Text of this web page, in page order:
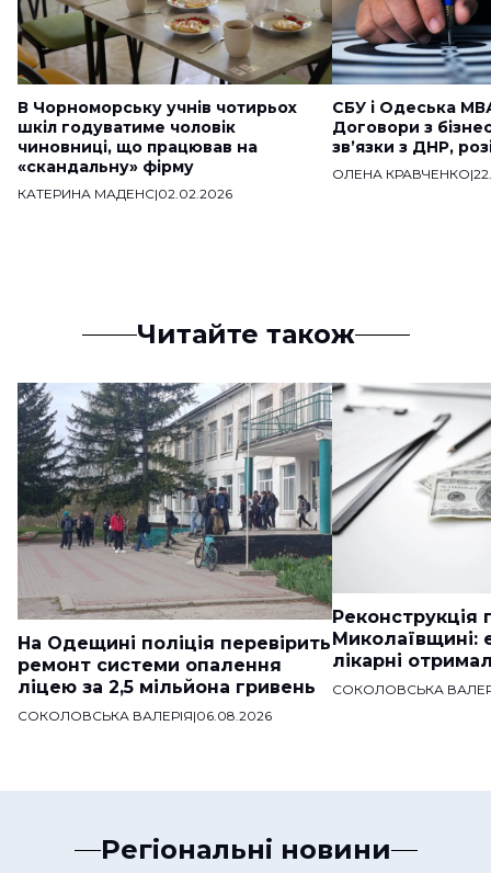
В Чорноморську учнів чотирьох
шкіл годуватиме чоловік
чиновниці, що працював на
«скандальну» фірму
КАТЕРИНА МАДЕНС|02.02.2026
СБУ і Одеська
Договори з
звʼязки з ДНР,
ОЛЕНА КРАВЧЕНКО|
Читайте також
На Одещині поліція перевірить
ремонт системи опалення
ліцею за 2,5 мільйона гривень
СОКОЛОВСЬКА ВАЛЕРІЯ|06.08.2026
Реконструкція
Миколаївщині:
лікарні
СОКОЛОВСЬКА
Регіональні новини